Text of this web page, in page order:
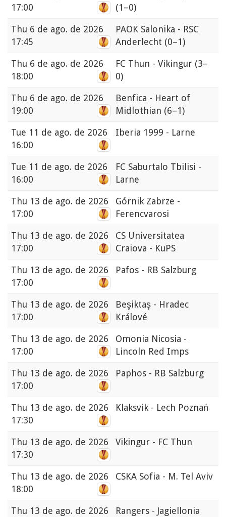
17:00
(1–0)
Thu 6 de ago. de 2026
17:45
PAOK Salonika - RSC
Anderlecht (0–1)
Thu 6 de ago. de 2026
18:00
FC Thun - Vikingur (3–
0)
Thu 6 de ago. de 2026
19:00
Benfica - Heart of
Midlothian (6–1)
Tue 11 de ago. de 2026
16:00
Iberia 1999 - Larne
Tue 11 de ago. de 2026
16:00
FC Saburtalo Tbilisi -
Larne
Thu 13 de ago. de 2026
17:00
Górnik Zabrze -
Ferencvarosi
Thu 13 de ago. de 2026
17:00
CS Universitatea
Craiova - KuPS
Thu 13 de ago. de 2026
17:00
Pafos - RB Salzburg
Thu 13 de ago. de 2026
17:00
Beşiktaş - Hradec
Králové
Thu 13 de ago. de 2026
17:00
Omonia Nicosia -
Lincoln Red Imps
Thu 13 de ago. de 2026
17:00
Paphos - RB Salzburg
Thu 13 de ago. de 2026
17:30
Klaksvik - Lech Poznań
Thu 13 de ago. de 2026
17:30
Vikingur - FC Thun
Thu 13 de ago. de 2026
18:00
CSKA Sofia - M. Tel Aviv
Thu 13 de ago. de 2026 Rangers - Jagiellonia